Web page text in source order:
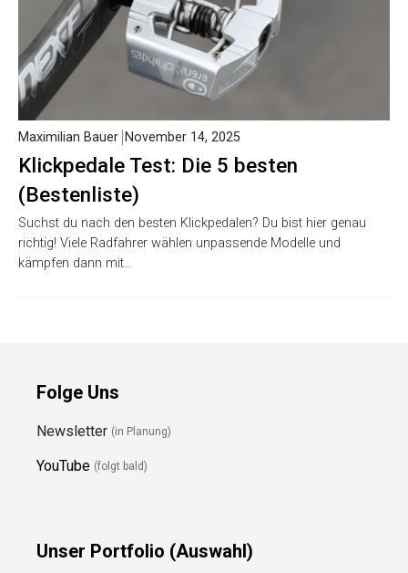
Klickpedale Test: Die 5 besten
(Bestenliste)
Maximilian Bauer November 14, 2025
Suchst du nach den besten Klickpedalen? Du bist hier genau
richtig! Viele Radfahrer wählen unpassende Modelle und
kämpfen dann mit…
Folge Uns
Newsletter (in Planung)
YouTube (folgt bald)
Unser Portfolio (Auswahl)